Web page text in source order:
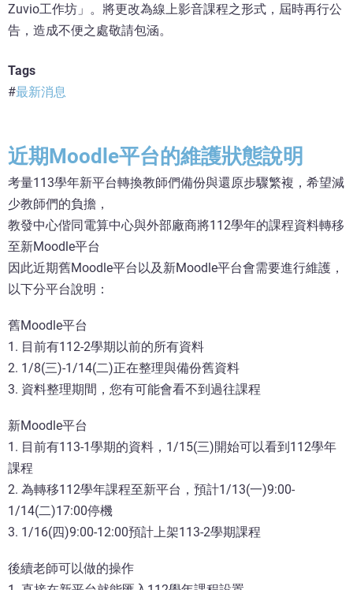
Zuvio工作坊」。將更改為線上影音課程之形式，屆時再行公
告，造成不便之處敬請包涵。
Tags
最新消息
近期Moodle平台的維護狀態說明
考量113學年新平台轉換教師們備份與還原步驟繁複，希望減
少教師們的負擔，
教發中心偕同電算中心與外部廠商將112學年的課程資料轉移
至新Moodle平台
因此近期舊Moodle平台以及新Moodle平台會需要進行維護，
以下分平台說明：
舊Moodle平台
1. 目前有112-2學期以前的所有資料
2. 1/8(三)-1/14(二)正在整理與備份舊資料
3. 資料整理期間，您有可能會看不到過往課程
新Moodle平台
1. 目前有113-1學期的資料，1/15(三)開始可以看到112學年
課程
2. 為轉移112學年課程至新平台，預計1/13(一)9:00-
1/14(二)17:00停機
3. 1/16(四)9:00-12:00預計上架113-2學期課程
後續老師可以做的操作